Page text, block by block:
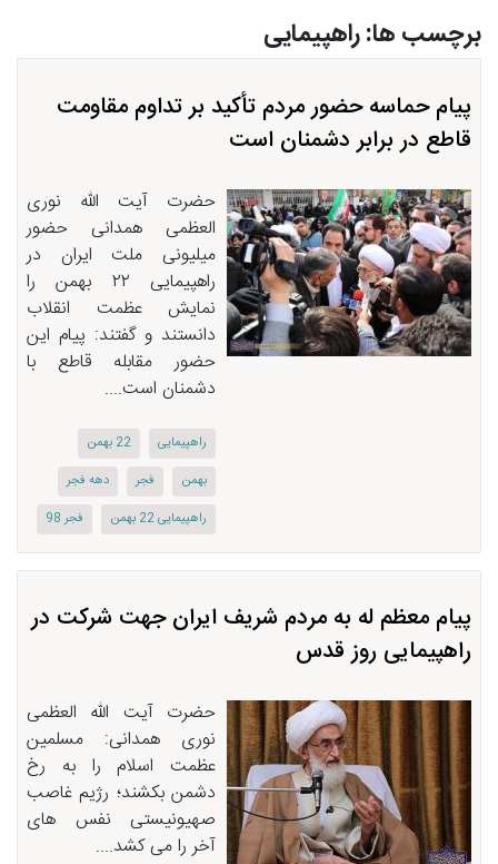
برچسب ها: راهپیمایی
پیام حماسه حضور مردم تأکید بر تداوم مقاومت
قاطع در برابر دشمنان است
حضرت آیت الله نوری
العظمی همدانی حضور
میلیونی ملت ایران در
راهپیمایی ۲۲ بهمن را
نمایش عظمت انقلاب
دانستند و گفتند: پیام این
حضور مقابله قاطع با
دشمنان است....
راهپیمایی
بهمن
فجر
دهه فجر
راهپیمایی 22 بهمن
فجر 98
پیام معظم له به مردم شریف ایران جهت شركت در
راهپیمایی روز قدس
حضرت آیت الله العظمی
نوری همدانی: مسلمین
عظمت اسلام را به رخ
دشمن بکشند؛ رژیم غاصب
صهیونیستی نفس های
آخر را می کشد....